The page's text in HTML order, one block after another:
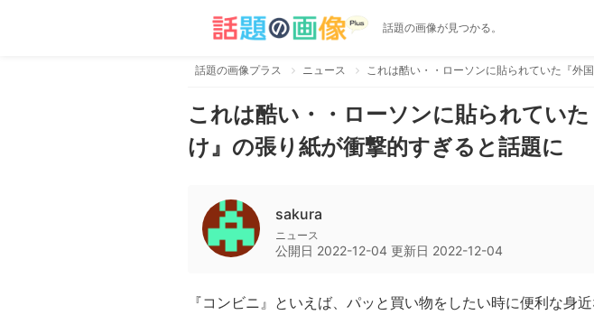
話題の画像が見つかる。
話題の画像プラス ニュース
これは酷い・・ローソンに貼られていた
け』の張り紙が衝撃的すぎると話題に
sakura
ニュース
公開日 2022-12-04 更新日 2022-12-04
『コンビニ』といえば、パッと買い物をしたい時に便利な身